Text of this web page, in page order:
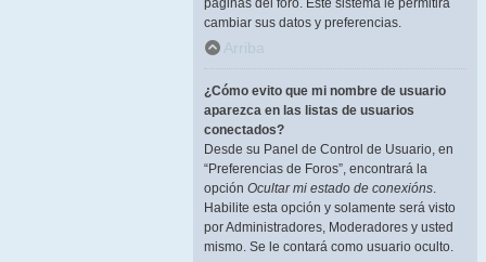
páginas del foro. Este sistema le permitirá
cambiar sus datos y preferencias.
Arriba
¿Cómo evito que mi nombre de usuario
aparezca en las listas de usuarios
conectados?
Desde su Panel de Control de Usuario, en
“Preferencias de Foros”, encontrará la
opción Ocultar mi estado de conexións.
Habilite esta opción y solamente será visto
por Administradores, Moderadores y usted
mismo. Se le contará como usuario oculto.